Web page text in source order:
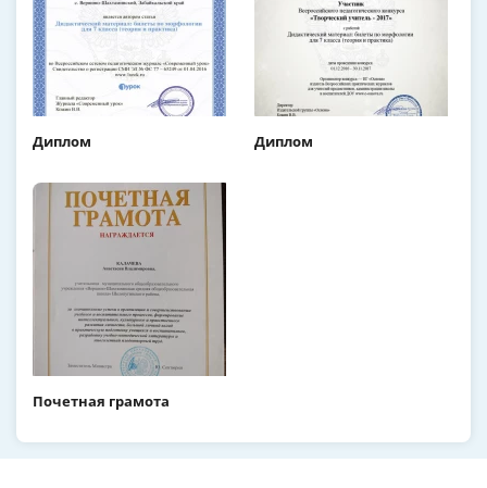
Диплом Диплом
Почетная грамота